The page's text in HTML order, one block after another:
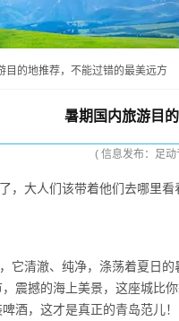
目的地推荐，不能过错的最美远方
暑期国内旅游目
( 信息发布：足
，大人们该带着他们去哪里
它清澈、纯净，涤荡着夏日
震撼的海上美景，这座城比
酒，这才是真正的青岛范儿！